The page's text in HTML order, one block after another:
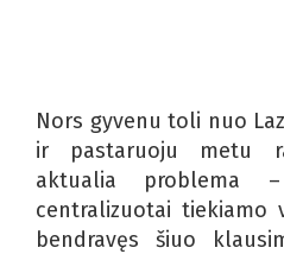
Nors gyvenu toli nuo
ir pastaruoju metu
aktualia problema
centralizuotai tiekiamo
bendravęs šiuo